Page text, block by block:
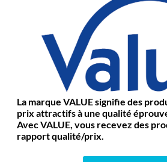
La marque VALUE signifie des
prix attractifs à une qualité
Avec VALUE, vous recevez des
rapport qualité/prix.